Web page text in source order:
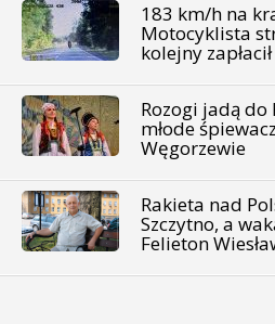
183 km/h na
Motocyklista
kolejny zapłacił
Rozogi jadą do
młode
Węgorzewie
Rakieta nad
Szczytno, a
Felieton